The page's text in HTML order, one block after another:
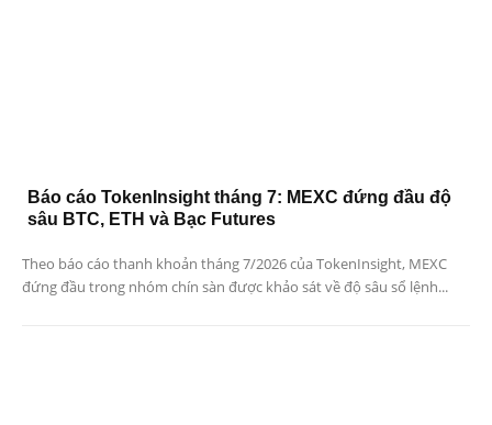
Báo cáo TokenInsight tháng 7: MEXC đứng đầu độ
sâu BTC, ETH và Bạc Futures
Theo báo cáo thanh khoản tháng 7/2026 của TokenInsight, MEXC
đứng đầu trong nhóm chín sàn được khảo sát về độ sâu sổ lệnh...